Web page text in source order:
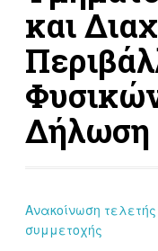
και
Δήλωση
Ανακοίνωση
συμμετοχής